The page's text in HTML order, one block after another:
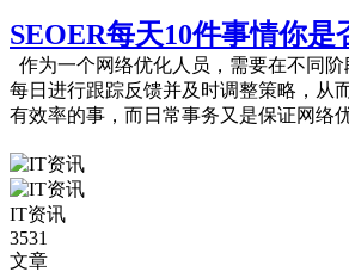
SEOER每天10件事情你是
作为一个网络优化人员，需要在不同
每日进行跟踪反馈并及时调整策略，从
有效率的事，而日常事务又是保证网络
IT资讯
3531
文章